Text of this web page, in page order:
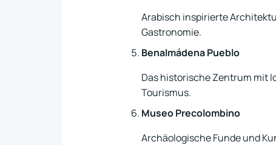
Arabisch inspirierte
Gastronomie.
Benalmádena Pueblo
Das historische Zentrum mit
Tourismus.
Museo Precolombino
Archäologische Funde und